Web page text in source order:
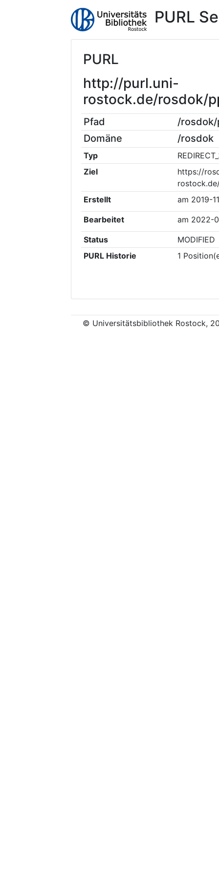
PURL
PURL
http://purl.uni-
rostock.de/rosdok/
Pfad
/
Domäne
/rosdok
Typ
Ziel
https://
Erstellt
am 2019-
Bearbeitet am 2022-
Status
MODIFIED
PURL Historie
1
© Universitätsbibliothek Rostock,